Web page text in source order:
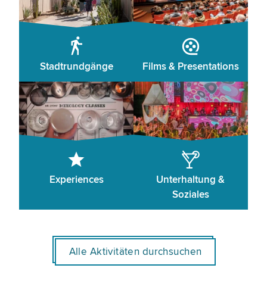
Stadtrundgänge Films & Presentations
Experiences
Unterhaltung &
Soziales
Alle Aktivitäten durchsuchen